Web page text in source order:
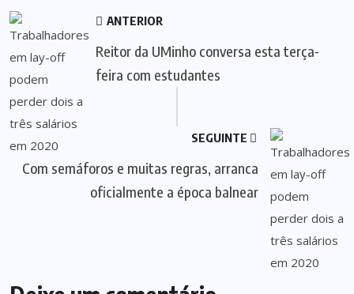
ANTERIOR
Reitor da UMinho conversa esta terça-
feira com estudantes
SEGUINTE
Com semáforos e muitas regras, arranca
oficialmente a época balnear